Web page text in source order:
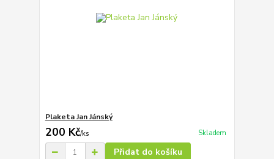
Plaketa Jan Jánský
200 Kč/ks Skladem
Přidat do košíku